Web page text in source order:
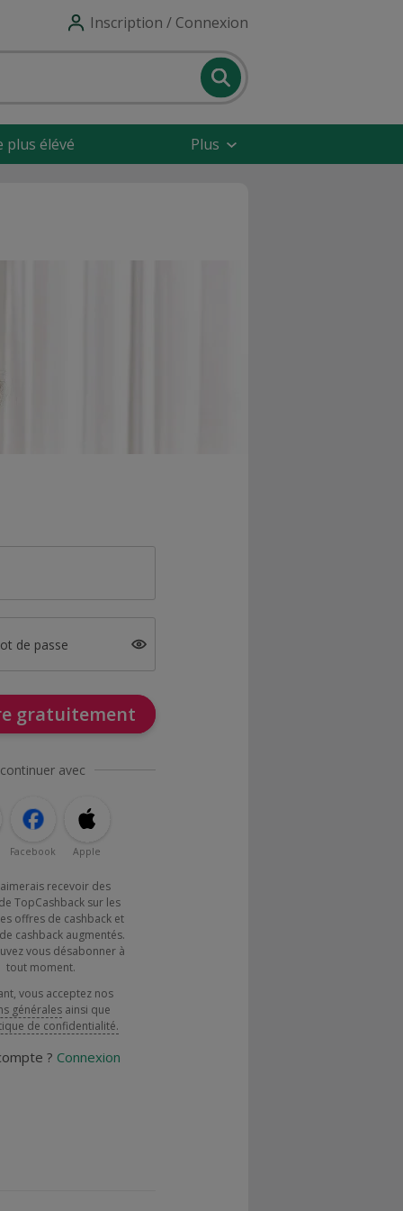
Inscription / Connexion
plus élévé Plus
de passe
gratuitement
avec
Facebook Apple
recevoir des
TopCashback sur les
offres de cashback et
cashback augmentés.
vous désabonner à
tout moment.
vous acceptez nos
générales ainsi que
de confidentialité.
? Connexion